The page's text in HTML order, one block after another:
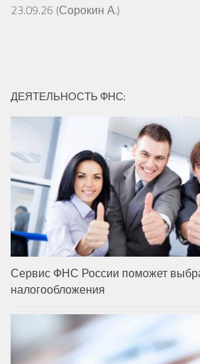
23.09.26 (Сорокин А.)
ДЕЯТЕЛЬНОСТЬ ФНС:
Сервис ФНС России поможет
налогообложения